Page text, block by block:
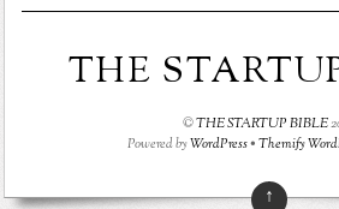
THE
©THE STARTUP BIBLE
Powered byWordPress•Themify
↑